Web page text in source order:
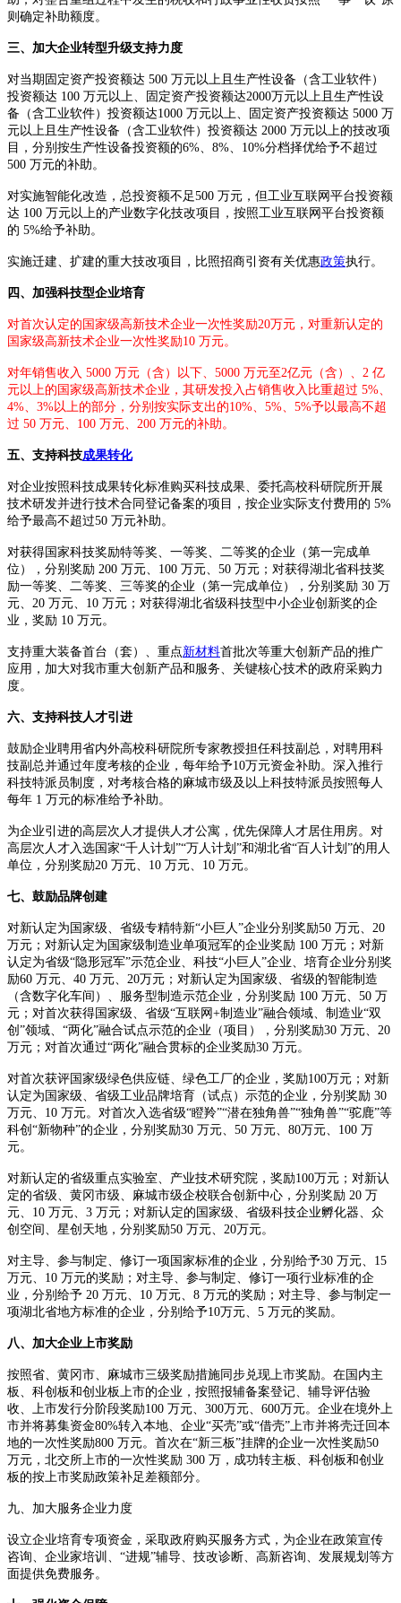
则确定补助额度。
三、加大企业转型升级支持力度
对当期固定资产投资额达 500 万元以上且生产性设备（含工业软件）
投资额达 100 万元以上、固定资产投资额达2000万元以上且生产性设
备（含工业软件）投资额达1000 万元以上、固定资产投资额达 5000 万
元以上且生产性设备（含工业软件）投资额达 2000 万元以上的技改项
目，分别按生产性设备投资额的6%、8%、10%分档择优给予不超过
500 万元的补助。
对实施智能化改造，总投资额不足500 万元，但工业互联网平台投资额
达 100 万元以上的产业数字化技改项目，按照工业互联网平台投资额
的 5%给予补助。
实施迁建、扩建的重大技改项目，比照招商引资有关优惠政策执行。
四、加强科技型企业培育
对首次认定的国家级高新技术企业一次性奖励20万元，对重新认定的
国家级高新技术企业一次性奖励10 万元。
对年销售收入 5000 万元（含）以下、5000 万元至2亿元（含）、2 亿
元以上的国家级高新技术企业，其研发投入占销售收入比重超过 5%、
4%、3%以上的部分，分别按实际支出的10%、5%、5%予以最高不超
过 50 万元、100 万元、200 万元的补助。
五、支持科技成果转化
对企业按照科技成果转化标准购买科技成果、委托高校科研院所开展
技术研发并进行技术合同登记备案的项目，按企业实际支付费用的 5%
给予最高不超过50 万元补助。
对获得国家科技奖励特等奖、一等奖、二等奖的企业（第一完成单
位），分别奖励 200 万元、100 万元、50 万元；对获得湖北省科技奖
励一等奖、二等奖、三等奖的企业（第一完成单位），分别奖励 30 万
元、20 万元、10 万元；对获得湖北省级科技型中小企业创新奖的企
业，奖励 10 万元。
支持重大装备首台（套）、重点新材料首批次等重大创新产品的推广
应用，加大对我市重大创新产品和服务、关键核心技术的政府采购力
度。
六、支持科技人才引进
鼓励企业聘用省内外高校科研院所专家教授担任科技副总，对聘用科
技副总并通过年度考核的企业，每年给予10万元资金补助。深入推行
科技特派员制度，对考核合格的麻城市级及以上科技特派员按照每人
每年 1 万元的标准给予补助。
为企业引进的高层次人才提供人才公寓，优先保障人才居住用房。对
高层次人才入选国家“千人计划”“万人计划”和湖北省“百人计划”的用人
单位，分别奖励20 万元、10 万元、10 万元。
七、鼓励品牌创建
对新认定为国家级、省级专精特新“小巨人”企业分别奖励50 万元、20
万元；对新认定为国家级制造业单项冠军的企业奖励 100 万元；对新
认定为省级“隐形冠军”示范企业、科技“小巨人”企业、培育企业分别奖
励60 万元、40 万元、20万元；对新认定为国家级、省级的智能制造
（含数字化车间）、服务型制造示范企业，分别奖励 100 万元、50 万
元；对首次获得国家级、省级“互联网+制造业”融合领域、制造业“双
创”领域、“两化”融合试点示范的企业（项目），分别奖励30 万元、20
万元；对首次通过“两化”融合贯标的企业奖励30 万元。
对首次获评国家级绿色供应链、绿色工厂的企业，奖励100万元；对新
认定为国家级、省级工业品牌培育（试点）示范的企业，分别奖励 30
万元、10 万元。对首次入选省级“瞪羚”“潜在独角兽”“独角兽”“驼鹿”等
科创“新物种”的企业，分别奖励30 万元、50 万元、80万元、100 万
元。
对新认定的省级重点实验室、产业技术研究院，奖励100万元；对新认
定的省级、黄冈市级、麻城市级企校联合创新中心，分别奖励 20 万
元、10 万元、3 万元；对新认定的国家级、省级科技企业孵化器、众
创空间、星创天地，分别奖励50 万元、20万元。
对主导、参与制定、修订一项国家标准的企业，分别给予30 万元、15
万元、10 万元的奖励；对主导、参与制定、修订一项行业标准的企
业，分别给予 20 万元、10 万元、8 万元的奖励；对主导、参与制定一
项湖北省地方标准的企业，分别给予10万元、5 万元的奖励。
八、加大企业上市奖励
按照省、黄冈市、麻城市三级奖励措施同步兑现上市奖励。在国内主
板、科创板和创业板上市的企业，按照报辅备案登记、辅导评估验
收、上市发行分阶段奖励100 万元、300万元、600万元。企业在境外上
市并将募集资金80%转入本地、企业“买壳”或“借壳”上市并将壳迁回本
地的一次性奖励800 万元。首次在“新三板”挂牌的企业一次性奖励50
万元，北交所上市的一次性奖励 300 万，成功转主板、科创板和创业
板的按上市奖励政策补足差额部分。
九、加大服务企业力度
设立企业培育专项资金，采取政府购买服务方式，为企业在政策宣传
咨询、企业家培训、“进规”辅导、技改诊断、高新咨询、发展规划等方
面提供免费服务。